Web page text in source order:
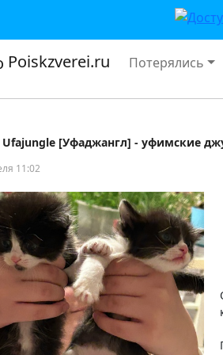
Poiskzverei.ru Потерялись
Ufajungle [Уфаджангл] - уфимские
11:02